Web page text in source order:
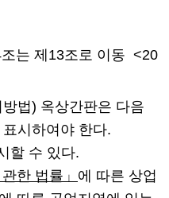
는 제13조로 이동 <20
법) 옥상간판은 다음
시하여야 한다.
할 수 있다.
한 법률」 에 따른 상업